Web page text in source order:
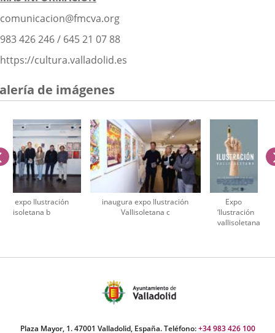
comunicacion@fmcva.org
983 426 246 / 645 21 07 88
https://cultura.valladolid.es
de imágenes
expo Ilustración
Vallisoletana b
inaugura expo Ilustración
Vallisoletana c
Expo
‘Ilustración
vallisoletana
anterior
Plaza Mayor, 1. 47001 Valladolid, España. Teléfono:+34 983 426 100